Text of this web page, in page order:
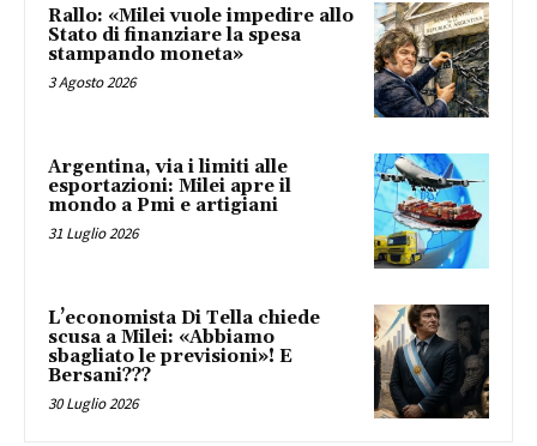
Rallo: «Milei vuole impedire allo
Stato di finanziare la spesa
stampando moneta»
3 Agosto 2026
Argentina, via i limiti alle
esportazioni: Milei apre il
mondo a Pmi e artigiani
31 Luglio 2026
L’economista Di Tella chiede
scusa a Milei: «Abbiamo
sbagliato le previsioni»! E
Bersani???
30 Luglio 2026